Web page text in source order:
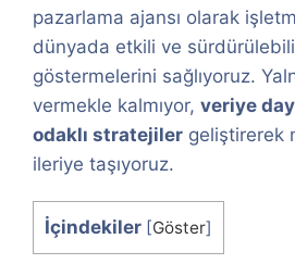
pazarlama ajansı olarak
dünyada etkili ve
göstermelerini sağlıyoruz.
vermekle kalmıyor, veriye
odaklı stratejiler geliştirerek
ileriye taşıyoruz.
İçindekiler [Göster]